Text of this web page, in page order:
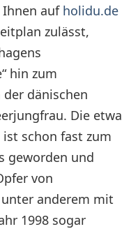
Ihnen auf holidu.de
zulässt,
hin zum
dänischen
Die etwa
schon fast zum
geworden und
von
anderem mit
1998 sogar